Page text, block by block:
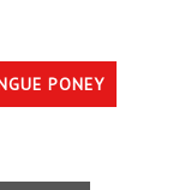
PONEY